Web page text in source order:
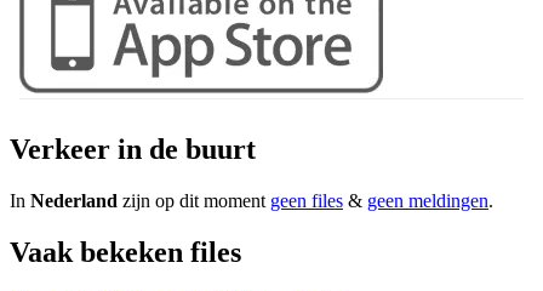
Verkeer in de buurt
In Nederland zijn op dit moment geen files & geen meldingen.
Vaak bekeken files